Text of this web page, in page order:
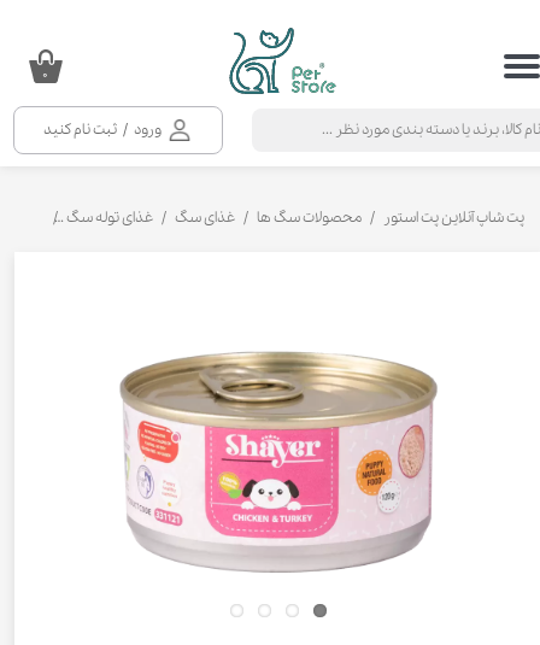
ورود / ثبت نام کنید
حساب کاربری من
خروج از حساب کاربری
۰
پت شاپ آنلاین پت استور محصولات سگ ها غذای سگ غذای توله سگ